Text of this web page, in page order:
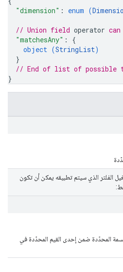
"dimension" : enum (
// Union field operator
"matchesAny" : {
object (StringList)
}
// End of list of possible
}
الفلتر الذي سيتم تطبيقه يمكن أن تكون
المحدّدة ضمن إحدى القيم المحدّدة في